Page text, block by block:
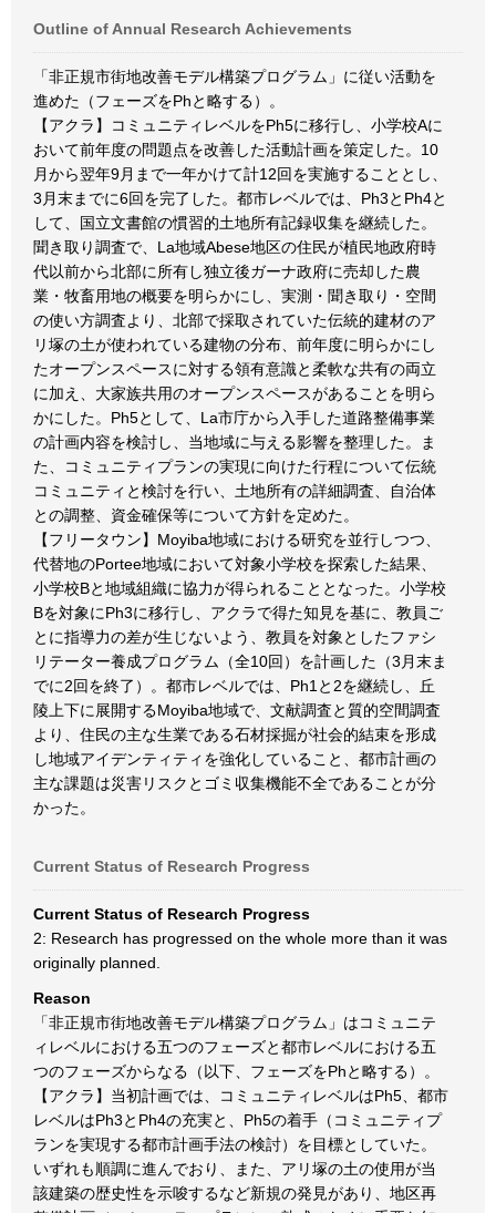
Outline of Annual Research Achievements
「非正規市街地改善モデル構築プログラム」に従い活動を
進めた（フェーズをPhと略する）。
【アクラ】コミュニティレベルをPh5に移行し、小学校Aに
おいて前年度の問題点を改善した活動計画を策定した。10
月から翌年9月まで一年かけて計12回を実施することとし、
3月末までに6回を完了した。都市レベルでは、Ph3とPh4と
して、国立文書館の慣習的土地所有記録収集を継続した。
聞き取り調査で、La地域Abese地区の住民が植民地政府時
代以前から北部に所有し独立後ガーナ政府に売却した農
業・牧畜用地の概要を明らかにし、実測・聞き取り・空間
の使い方調査より、北部で採取されていた伝統的建材のア
リ塚の土が使われている建物の分布、前年度に明らかにし
たオープンスペースに対する領有意識と柔軟な共有の両立
に加え、大家族共用のオープンスペースがあることを明ら
かにした。Ph5として、La市庁から入手した道路整備事業
の計画内容を検討し、当地域に与える影響を整理した。ま
た、コミュニティプランの実現に向けた行程について伝統
コミュニティと検討を行い、土地所有の詳細調査、自治体
との調整、資金確保等について方針を定めた。
【フリータウン】Moyiba地域における研究を並行しつつ、
代替地のPortee地域において対象小学校を探索した結果、
小学校Bと地域組織に協力が得られることとなった。小学校
Bを対象にPh3に移行し、アクラで得た知見を基に、教員ご
とに指導力の差が生じないよう、教員を対象としたファシ
リテーター養成プログラム（全10回）を計画した（3月末ま
でに2回を終了）。都市レベルでは、Ph1と2を継続し、丘
陵上下に展開するMoyiba地域で、文献調査と質的空間調査
より、住民の主な生業である石材採掘が社会的結束を形成
し地域アイデンティティを強化していること、都市計画の
主な課題は災害リスクとゴミ収集機能不全であることが分
かった。
Current Status of Research Progress
Current Status of Research Progress
2: Research has progressed on the whole more than it was
originally planned.
Reason
「非正規市街地改善モデル構築プログラム」はコミュニテ
ィレベルにおける五つのフェーズと都市レベルにおける五
つのフェーズからなる（以下、フェーズをPhと略する）。
【アクラ】当初計画では、コミュニティレベルはPh5、都市
レベルはPh3とPh4の充実と、Ph5の着手（コミュニティプ
ランを実現する都市計画手法の検討）を目標としていた。
いずれも順調に進んでおり、また、アリ塚の土の使用が当
該建築の歴史性を示唆するなど新規の発見があり、地区再